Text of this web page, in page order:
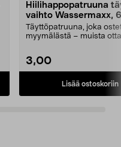
Hiilihappopatruuna
vaihto Wassermaxx,
Täyttöpatruuna, joka
myymälästä – muista
3,00
Lisää ostoskoriin